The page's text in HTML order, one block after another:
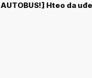
AUTOBUS!] Hteo da